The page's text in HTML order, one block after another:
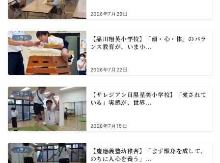
2026年7月29日
コラム
【品川翔英小学校】「頭・心・体」のバラ
ンス教育が、いま小...
2026年7月22日
コラム
【サレジアン目黒星美小学校】「愛されて
いる」実感が、世界...
2026年7月15日
コラム
【慶應義塾幼稚舎】「まず獣身を成して、
のちに人心を養う」...